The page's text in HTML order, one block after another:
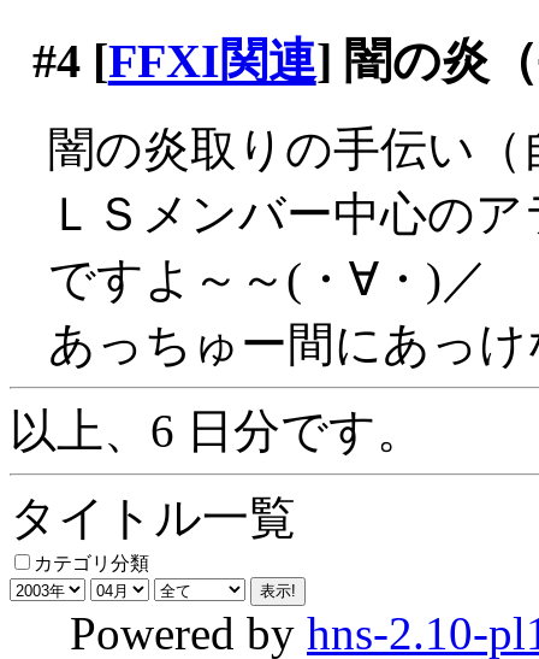
#4[FFXI関連] 闇の炎
闇の炎取りの手伝い
ＬＳメンバー中心の
ですよ～～(・∀・)／
あっちゅー間にあっ
以上、6 日分です。
タイトル一覧
カテゴリ分類
Powered by hns-2.10-